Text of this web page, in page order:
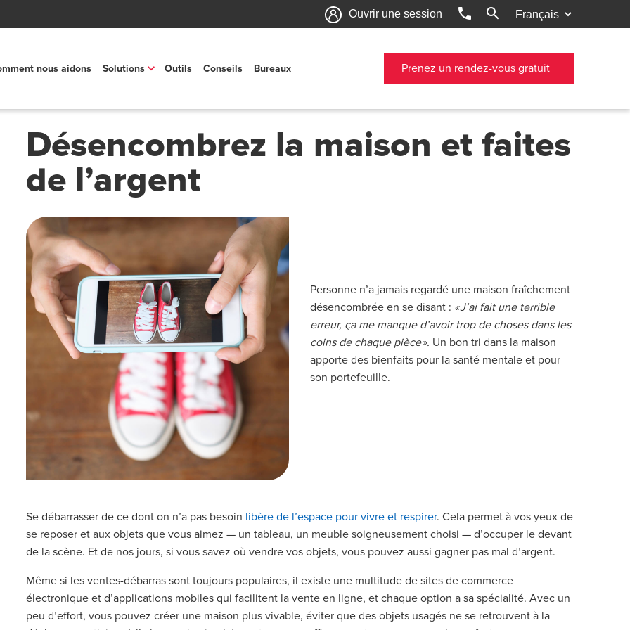
Ouvrir une session phone search
nous aidons Solutions Outils Conseils Bureaux Prenez un rendez-vous gratuit
Désencombrez la maison et faites
de l’argent
Personne n’a jamais regardé une maison fraîchement
désencombrée en se disant : « J’ai fait une terrible
erreur, ça me manque d’avoir trop de choses dans les
coins de chaque pièce ». Un bon tri dans la maison
apporte des bienfaits pour la santé mentale et pour
son portefeuille.
Se débarrasser de ce dont on n’a pas besoin libère de l’espace pour vivre et respirer. Cela permet à vos yeux de
se reposer et aux objets que vous aimez — un tableau, un meuble soigneusement choisi — d’occuper le devant
de la scène. Et de nos jours, si vous savez où vendre vos objets, vous pouvez aussi gagner pas mal d’argent.
Même si les ventes-débarras sont toujours populaires, il existe une multitude de sites de commerce
électronique et d’applications mobiles qui facilitent la vente en ligne, et chaque option a sa spécialité. Avec un
peu d’effort, vous pouvez créer une maison plus vivable, éviter que des objets usagés ne se retrouvent à la